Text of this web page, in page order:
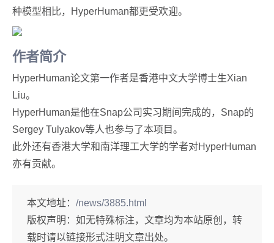
种模型相比，HyperHuman都更受欢迎。
作者简介
HyperHuman论文第一作者是香港中文大学博士生Xian
Liu。
HyperHuman是他在Snap公司实习期间完成的，Snap的
Sergey Tulyakov等人也参与了本项目。
此外还有香港大学和南洋理工大学的学者对HyperHuman
亦有贡献。
本文地址： /news/3885.html
版权声明： 如无特殊标注，文章均为本站原创，转
载时请以链接形式注明文章出处。